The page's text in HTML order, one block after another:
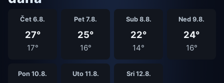
Čet 6.8.
27°
17°
Pet 7.8.
25°
16°
Sub 8.8.
22°
14°
Ned 9.8.
24°
16°
Pon 10.8. Uto 11.8. Sri 12.8.